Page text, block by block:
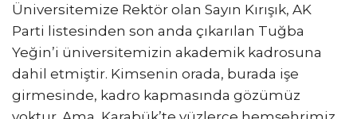
Üniversitemize Rektör olan Sayın Kırışık, AK
Parti listesinden son anda çıkarılan Tuğba
Yeğin’i üniversitemizin akademik kadrosuna
dahil etmiştir. Kimsenin orada, burada işe
girmesinde, kadro kapmasında gözümüz